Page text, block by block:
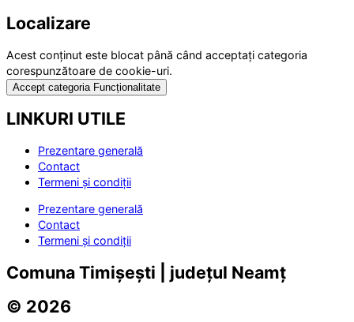
Localizare
Acest conținut este blocat până când acceptați categoria
corespunzătoare de cookie-uri.
Accept categoria Funcționalitate
LINKURI UTILE
Prezentare generală
Contact
Termeni și condiții
Prezentare generală
Contact
Termeni și condiții
Comuna Timișești | județul Neamț
© 2026